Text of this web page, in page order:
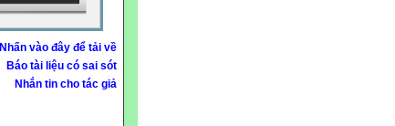
Nhấn vào đây để tải về
Báo tài liệu có sai sót
Nhắn tin cho tác giả